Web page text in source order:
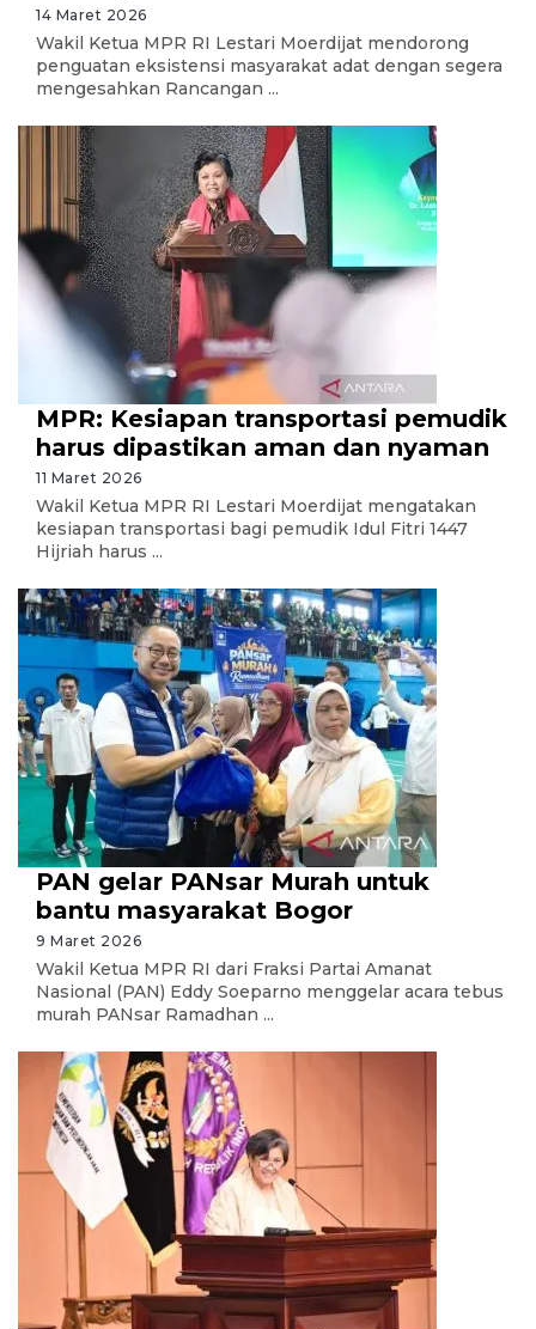
14 Maret 2026
Wakil Ketua MPR RI Lestari Moerdijat mendorong
penguatan eksistensi masyarakat adat dengan segera
mengesahkan Rancangan ...
MPR: Kesiapan transportasi pemudik
harus dipastikan aman dan nyaman
11 Maret 2026
Wakil Ketua MPR RI Lestari Moerdijat mengatakan
kesiapan transportasi bagi pemudik Idul Fitri 1447
Hijriah harus ...
PAN gelar PANsar Murah untuk
bantu masyarakat Bogor
9 Maret 2026
Wakil Ketua MPR RI dari Fraksi Partai Amanat
Nasional (PAN) Eddy Soeparno menggelar acara tebus
murah PANsar Ramadhan ...